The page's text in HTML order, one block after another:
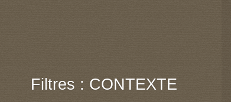
Filtres : CONTEXTE